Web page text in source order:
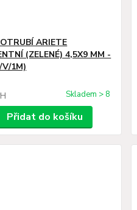
ARIETE
(ZELENÉ) 4,5X9 MM -
V/1M)
Skladem > 8
Přidat do košíku